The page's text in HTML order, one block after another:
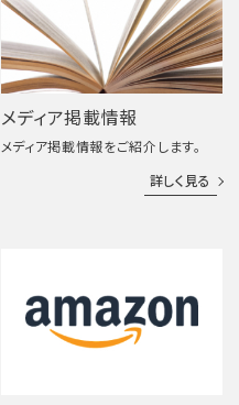
メディア掲載情報
メディア掲載情報をご紹介します。
詳しく見る